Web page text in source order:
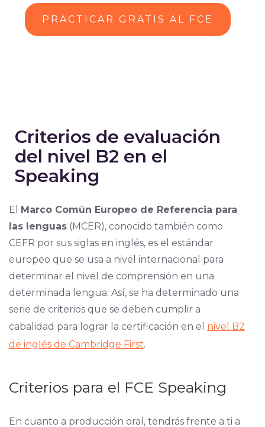
PRACTICAR GRATIS AL FCE
Criterios de evaluación
del nivel B2 en el
Speaking
El Marco Común Europeo de Referencia para
las lenguas(MCER), conocido también como
CEFR por sus siglas en inglés, es el estándar
europeo que se usa a nivel internacional para
determinar el nivel de comprensión en una
determinada lengua. Así, se ha determinado una
serie de criterios que se deben cumplir a
cabalidad para lograr la certificación en el nivel B2
de inglés de Cambridge First.
Criterios para el FCE Speaking
En cuanto a producción oral, tendrás frente a ti a